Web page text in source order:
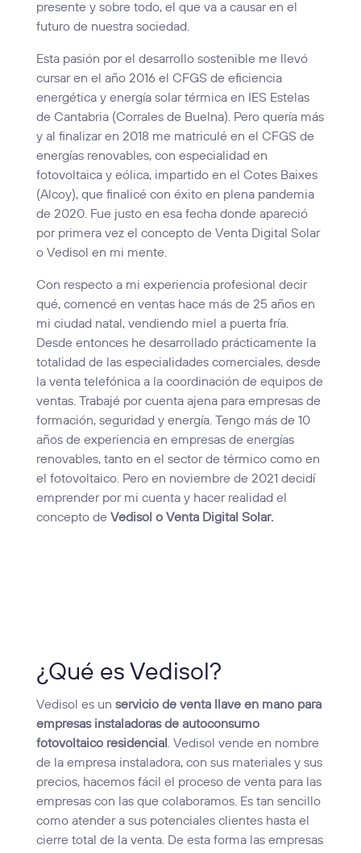
presente y sobre todo, el que va a causar en el
futuro de nuestra sociedad.
Esta pasión por el desarrollo sostenible me llevó
cursar en el año 2016 el CFGS de eficiencia
energética y energía solar térmica en IES Estelas
de Cantabria (Corrales de Buelna). Pero quería más
y al finalizar en 2018 me matriculé en el CFGS de
energías renovables, con especialidad en
fotovoltaica y eólica, impartido en el Cotes Baixes
(Alcoy), que finalicé con éxito en plena pandemia
de 2020. Fue justo en esa fecha donde apareció
por primera vez el concepto de Venta Digital Solar
o Vedisol en mi mente.
Con respecto a mi experiencia profesional decir
qué, comencé en ventas hace más de 25 años en
mi ciudad natal, vendiendo miel a puerta fría.
Desde entonces he desarrollado prácticamente la
totalidad de las especialidades comerciales, desde
la venta telefónica a la coordinación de equipos de
ventas. Trabajé por cuenta ajena para empresas de
formación, seguridad y energía. Tengo más de 10
años de experiencia en empresas de energías
renovables, tanto en el sector de térmico como en
el fotovoltaico. Pero en noviembre de 2021 decidí
emprender por mi cuenta y hacer realidad el
concepto de Vedisol o Venta Digital Solar.
¿Qué es Vedisol?
Vedisol es un servicio de venta llave en mano para
empresas instaladoras de autoconsumo
fotovoltaico residencial . Vedisol vende en nombre
de la empresa instaladora, con sus materiales y sus
precios, hacemos fácil el proceso de venta para las
empresas con las que colaboramos. Es tan sencillo
como atender a sus potenciales clientes hasta el
cierre total de la venta. De esta forma las empresas